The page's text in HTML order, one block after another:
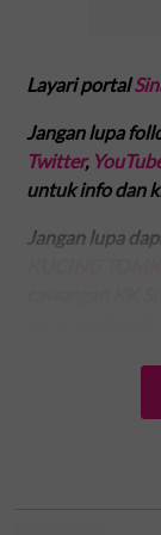
Layari portal
Jangan lupa
Twitter,
untuk info dan
Jangan lupa